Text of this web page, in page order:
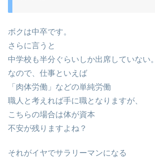
ボクは中卒です。
さらに言うと
中学校も半分ぐらいしか出席していない。
なので、仕事といえば
「肉体労働」などの単純労働
職人と考えれば手に職となりますが、
こちらの場合は体が資本
不安が残りますよね？
それがイヤでサラリーマンになる